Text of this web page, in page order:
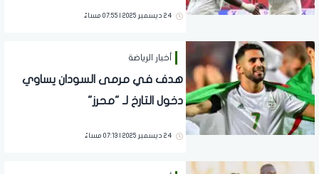
24 ديسمبر 2025 | 07:55 مساءً
أخبار الرياضة
هدف في مرمى السودان يساوي
دخول التارخ لـ "محرز"
24 ديسمبر 2025 | 07:13 مساءً